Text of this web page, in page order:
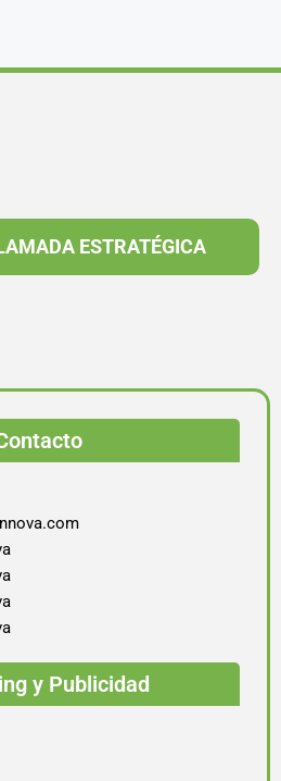
ESTRATÉGICA
y Publicidad